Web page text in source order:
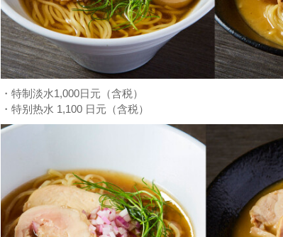
・特制淡水1,000日元（含税）
・特别热水 1,100 日元（含税）